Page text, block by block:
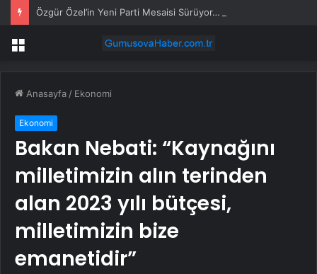
Menü
Anasayfa / Ekonomi
Ekonomi
Bakan Nebati: “Kaynağını
milletimizin alın terinden
alan 2023 yılı bütçesi,
milletimizin bize
emanetidir”